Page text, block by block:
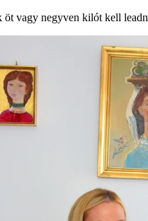
vagy negyven kilót kell